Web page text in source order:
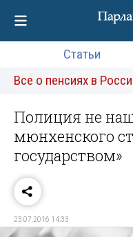
Статьи
Все о пенсиях в
Полиция не
мюнхенского
государством»
23.07.2016 14:33